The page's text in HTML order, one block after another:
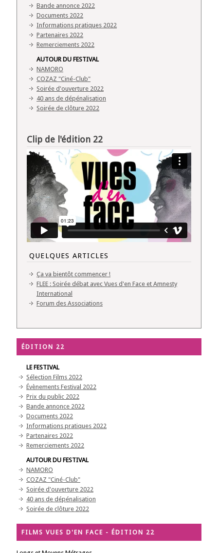
Bande annonce 2022
Documents 2022
Informations pratiques 2022
Partenaires 2022
Remerciements 2022
AUTOUR DU FESTIVAL
NAMORO
COZAZ "Ciné-Club"
Soirée d'ouverture 2022
40 ans de dépénalisation
Soirée de clôture 2022
Clip de l'édition 22
QUELQUES ARTICLES
Ça va bientôt commencer !
FLEE : Soirée débat avec Vues d'en Face et Amnesty
International
Forum des Associations
ÉDITION 22
LE FESTIVAL
Sélection Films 2022
Évènements Festival 2022
Prix du public 2022
Bande annonce 2022
Documents 2022
Informations pratiques 2022
Partenaires 2022
Remerciements 2022
AUTOUR DU FESTIVAL
NAMORO
COZAZ "Ciné-Club"
Soirée d'ouverture 2022
40 ans de dépénalisation
Soirée de clôture 2022
FILMS VUES D'EN FACE - ÉDITION 22